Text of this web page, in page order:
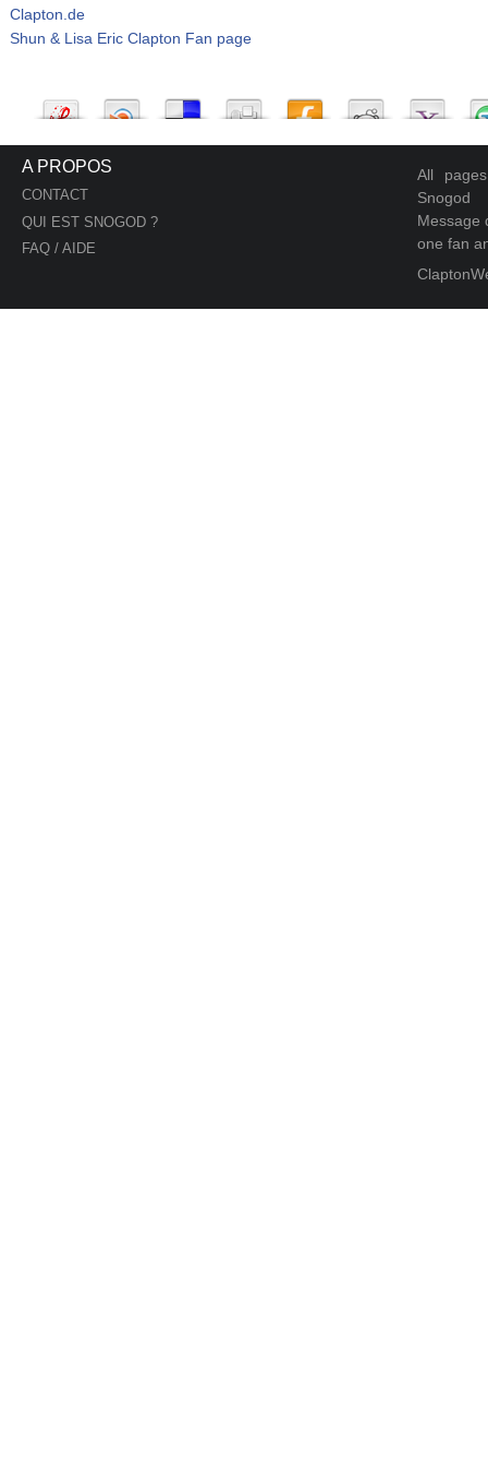
Clapton.de
Shun & Lisa Eric Clapton Fan page
A PROPOS
CONTACT
QUI EST SNOGOD ?
FAQ / AIDE
All
Snogod
Message
one fan